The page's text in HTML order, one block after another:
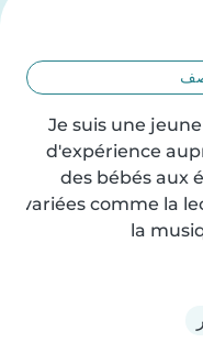
Je suis une
d'expérience
des bébés aux
variées comme la
la